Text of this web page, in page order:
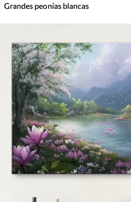
Grandes peonías blancas